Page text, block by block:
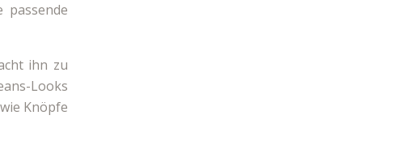
ihn zu
Looks
Knöpfe